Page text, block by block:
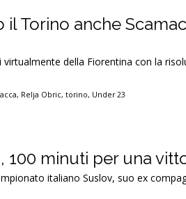
Torino anche
della Fiorentina con la
, Relja Obric,torino, Under 23
100 minuti per una
italiano Suslov, suo ex